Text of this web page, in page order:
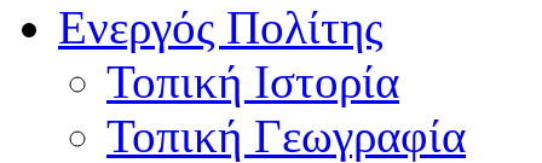
Ενεργός Πολίτης
Τοπική Ιστορία
Τοπική Γεωγραφία